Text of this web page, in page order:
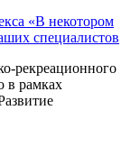
«В некотором
специалистов
рекреационного
в рамках